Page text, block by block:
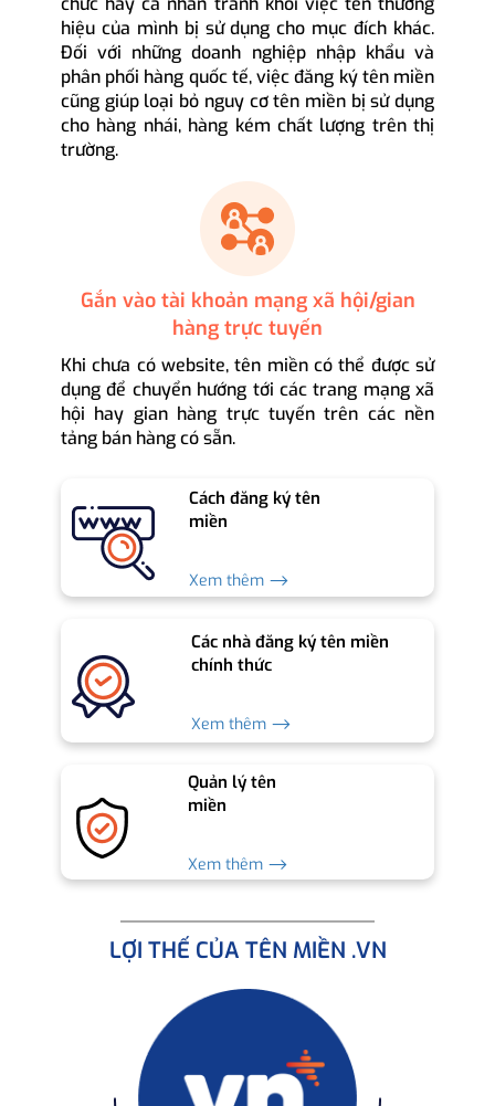
hiệu của mình bị sử dụng cho mục đích khác.
Đối với những doanh nghiệp nhập khẩu và
phân phối hàng quốc tế, việc đăng ký tên miền
cũng giúp loại bỏ nguy cơ tên miền bị sử dụng
cho hàng nhái, hàng kém chất lượng trên thị
trường.
Gắn vào tài khoản mạng xã hội/gian
hàng trực tuyến
Khi chưa có website, tên miền có thể được sử
dụng để chuyển hướng tới các trang mạng xã
hội hay gian hàng trực tuyến trên các nền
tảng bán hàng có sẵn.
Cách đăng ký tên
miền
Xem thêm ⟶
Các nhà đăng ký tên miền
chính thức
Xem thêm ⟶
Quản lý tên
miền
Xem thêm ⟶
LỢI THẾ CỦA TÊN MIỀN .VN